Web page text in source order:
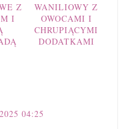
Z
I
WANILIOWY Z
OWOCAMI I
CHRUPIĄCYMI
DODATKAMI
04:25